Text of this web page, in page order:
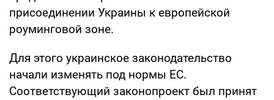
присоединении Украины к европейской
роуминговой зоне.
Для этого украинское законодательство
начали изменять под нормы ЕС.
Соответствующий законопроект был принят